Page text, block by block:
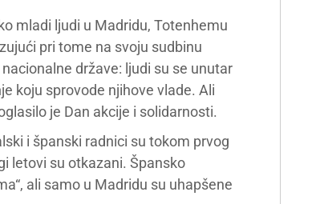
mladi ljudi u Madridu, Totenhemu
pri tome na svoju sudbinu
države: ljudi su se unutar
koju sprovode njihove vlade. Ali
je Dan akcije i solidarnosti.
i španski radnici su tokom prvog
letovi su otkazani. Špansko
ali samo u Madridu su uhapšene